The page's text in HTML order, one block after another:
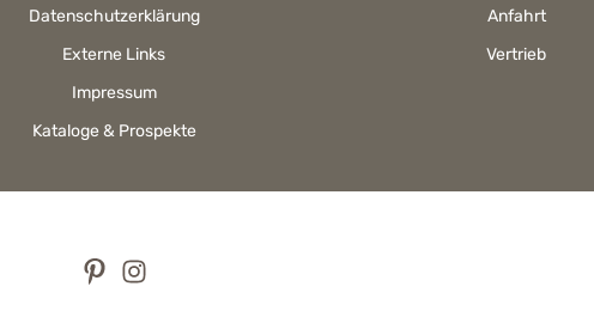
Datenschutzerklärung
Externe Links
Impressum
Kataloge & Prospekte
Anfahrt
Vertrieb